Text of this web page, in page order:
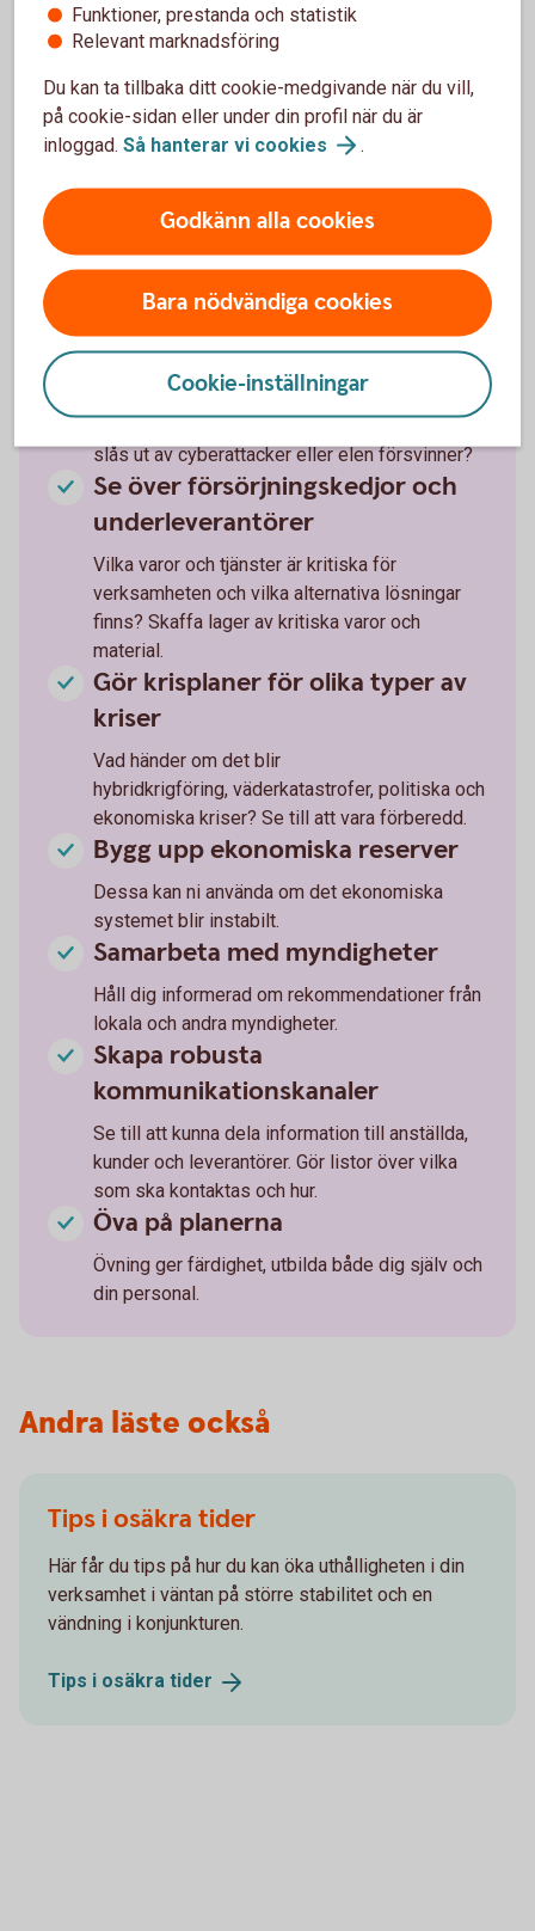
Företagsekonomen tipsar om
hur du stärker kontinuiteten
Stresstesta företaget
Vad händer vid störningar och avbrott? Vad gör
ni om medarbetarna inte kan ta sig till
slås ut av cyberattacker eller elen försvinner?
Se över försörjningskedjor och
underleverantörer
Vilka varor och tjänster är kritiska för
verksamheten och vilka alternativa lösningar
finns? Skaffa lager av kritiska varor och
material.
Gör krisplaner för olika typer av
kriser
Vad händer om det blir
hybridkrigföring, väderkatastrofer, politiska och
ekonomiska kriser? Se till att vara förberedd.
Bygg upp ekonomiska reserver
Dessa kan ni använda om det ekonomiska
systemet blir instabilt.
Samarbeta med myndigheter
Håll dig informerad om rekommendationer från
lokala och andra myndigheter.
Skapa robusta
kommunikationskanaler
Se till att kunna dela information till anställda,
kunder och leverantörer. Gör listor över vilka
som ska kontaktas och hur.
Öva på planerna
Övning ger färdighet, utbilda både dig själv och
din personal.
Andra läste också
Tips i osäkra tider
Här får du tips på hur du kan öka uthålligheten i din
verksamhet i väntan på större stabilitet och en
vändning i konjunkturen.
Tips i osäkra tider
Funktioner, prestanda och statistik
Relevant marknadsföring
Du kan ta tillbaka ditt cookie-medgivande när du vill,
på cookie-sidan eller under din profil när du är
inloggad. Så hanterar vi cookies .
Godkänn alla cookies
Bara nödvändiga cookies
Cookie-inställningar